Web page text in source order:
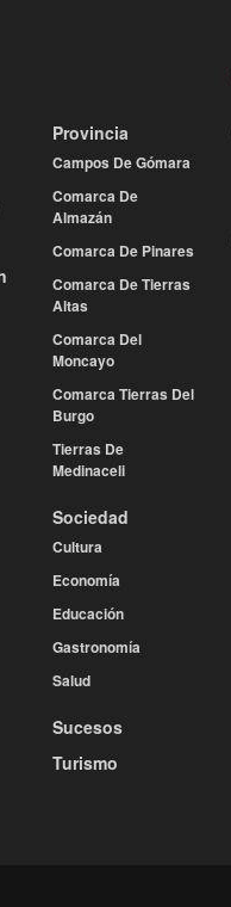
Provincia
Campos De Gómara
Comarca De
Almazán
Comarca De Pinares
Comarca De Tierras
Altas
Comarca Del
Moncayo
Comarca Tierras Del
Burgo
Tierras De
Medinaceli
Sociedad
Cultura
Economía
Educación
Gastronomía
Salud
Sucesos
Turismo